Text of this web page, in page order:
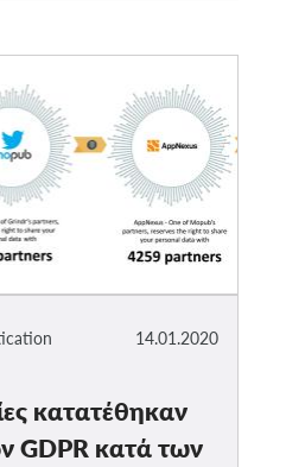
14.01.2020
κατατέθηκαν
GDPR κατά των